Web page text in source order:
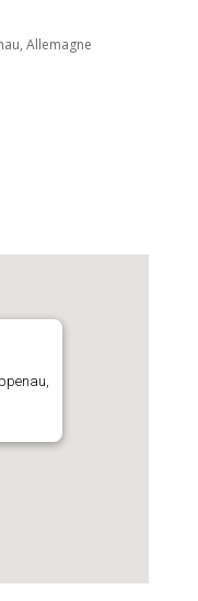
Allemagne